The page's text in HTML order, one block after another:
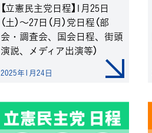
【立憲民主党日程】1月25日
（土）～27日（月）党日程（部
会・調査会、国会日程、街頭
演説、メディア出演等）
2025年1月24日